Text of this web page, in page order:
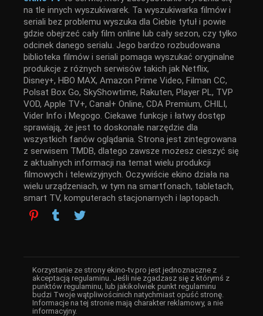
na tle innych wyszukiwarek. Ta wyszukiwarka filmów i
seriali bez problemu wyszuka dla Ciebie tytuł i powie
gdzie obejrzeć cały film online lub cały sezon, czy tylko
odcinek danego serialu. Jego bardzo rozbudowana
biblioteka filmów i seriali pomaga wyszukać oryginalne
produkcje z różnych serwisów takich jak Netflix,
Disney+, HBO MAX, Amazon Prime Video, Filman CC,
Polsat Box Go, SkyShowtime, Rakuten, Player PL, TVP
VOD, Apple TV+, Canal+ Online, CDA Premium, CHILI,
Vider Info i Megogo. Ciekawe funkcje i łatwy dostęp
sprawiają, że jest to doskonałe narzędzie dla
wszystkich fanów oglądania. Strona jest zintegrowana
z serwisem TMDB, dlatego zawsze możesz cieszyć się
z aktualnych informacji na temat wielu produkcji
filmowych i telewizyjnych. Oczywiście ekino działa na
wielu urządzeniach, w tym na smartfonach, tabletach,
smart TV, komputerach stacjonarnych i laptopach.
Korzystanie ze strony ekino-tv.pro jest jednoznaczne z
akceptacją regulaminu. Jeśli nie zgadzasz się z którymś z
punktów regulaminu, lub jakikolwiek punkt regulaminu
budzi Twoje wątpliwościnich natychmiast opuść stronę.
Informacje na tej stronie mają charakter reklamowy, a nie
informacyjny.